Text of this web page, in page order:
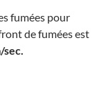
fumées pour
de fumées est
sec.